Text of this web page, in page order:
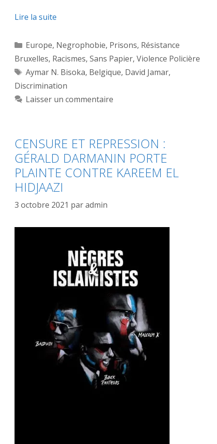
Lire la suite
Catégories
Europe, Negrophobie, Prisons, Résistance
Bruxelles, Racismes, Sans Papier, Violence Policière
Étiquettes
Aymar N. Bisoka, Belgique, David Jamar,
Discrimination
Laisser un commentaire
CENSURE ET REPRESSION :
GÉRALD DARMANIN PORTE
PLAINTE CONTRE KAREEM EL
HIDJAAZI
3 octobre 2021 paradmin